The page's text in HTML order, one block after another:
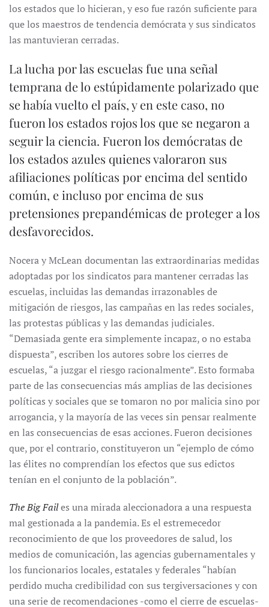
los estados que lo hicieran, y eso fue razón suficiente para
que los maestros de tendencia demócrata y sus sindicatos
las mantuvieran cerradas.
La lucha por las escuelas fue una señal
temprana de lo estúpidamente polarizado que
se había vuelto el país, y en este caso, no
fueron los estados rojos los que se negaron a
seguir la ciencia. Fueron los demócratas de
los estados azules quienes valoraron sus
afiliaciones políticas por encima del sentido
común, e incluso por encima de sus
pretensiones prepandémicas de proteger a los
desfavorecidos.
Nocera y McLean documentan las extraordinarias medidas
adoptadas por los sindicatos para mantener cerradas las
escuelas, incluidas las demandas irrazonables de
mitigación de riesgos, las campañas en las redes sociales,
las protestas públicas y las demandas judiciales.
“Demasiada gente era simplemente incapaz, o no estaba
dispuesta”, escriben los autores sobre los cierres de
escuelas, “a juzgar el riesgo racionalmente”. Esto formaba
parte de las consecuencias más amplias de las decisiones
políticas y sociales que se tomaron no por malicia sino por
arrogancia, y la mayoría de las veces sin pensar realmente
en las consecuencias de esas acciones. Fueron decisiones
que, por el contrario, constituyeron un “ejemplo de cómo
las élites no comprendían los efectos que sus edictos
tenían en el conjunto de la población”.
The Big Failes una mirada aleccionadora a una respuesta
mal gestionada a la pandemia. Es el estremecedor
reconocimiento de que los proveedores de salud, los
medios de comunicación, las agencias gubernamentales y
los funcionarios locales, estatales y federales “habían
perdido mucha credibilidad con sus tergiversaciones y con
una serie de recomendaciones -como el cierre de escuelas-